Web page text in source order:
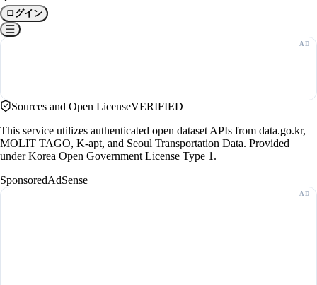
ログイン
Sources and Open LicenseVERIFIED
This service utilizes authenticated open dataset APIs from data.go.kr,
MOLIT TAGO, K-apt, and Seoul Transportation Data. Provided
under Korea Open Government License Type 1.
SponsoredAdSense